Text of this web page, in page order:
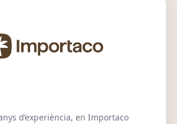
d’experiència, en Importaco